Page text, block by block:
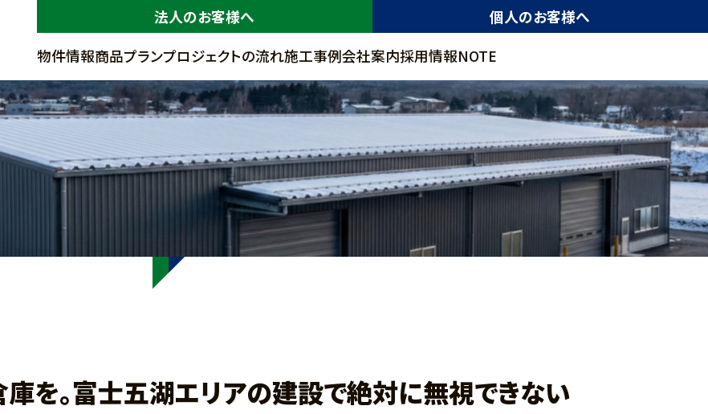
法人のお客様へ
個人のお客様へ
物件情報商品プランプロジェクトの流れ施工事例会社案内採用情報NOTE
庫を。富士五湖エリアの建設で絶対に無視できない